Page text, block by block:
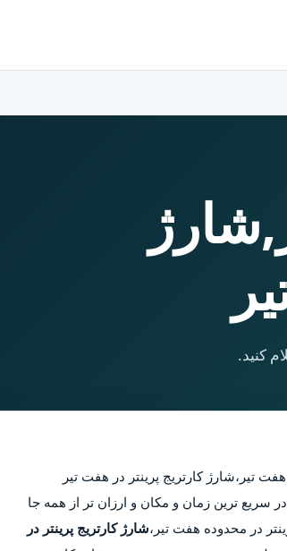
کنید.
هفت تیر ،شارژ کارتریج پرینتر در هفت تیر
در سریع ترین زمان و مکان و ارزان تر از همه جا
شارژ کارتریج پرینتر در